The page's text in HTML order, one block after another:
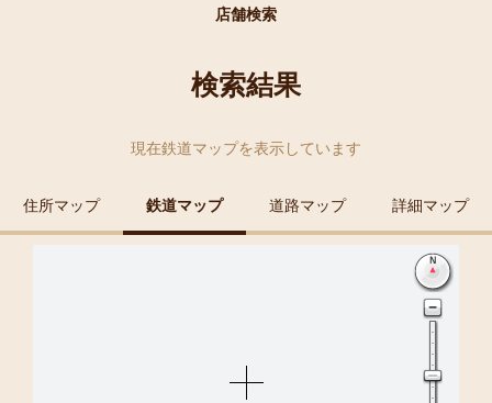
店舗検索
検索結果
現在鉄道マップを表示しています
住所マップ 鉄道マップ 道路マップ 詳細マップ